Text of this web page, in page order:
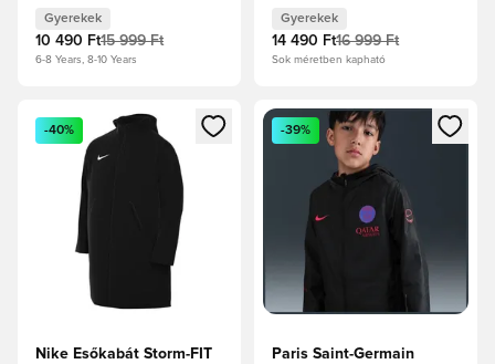
Gyerekek
10 490 Ft15 999 Ft
6-8 Years, 8-10 Years
Gyerekek
14 490 Ft16 999 Ft
Sok méretben kapható
Megnyit egy modált a bejelentkezéshez vagy a tagként
-40%
Nike Esőkabát Storm-FIT
Megnyit egy modált a
-39%
Paris Saint-Germain